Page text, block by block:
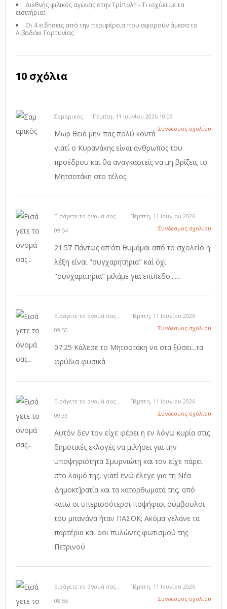
Διεθνής φιλικός αγώνας στην Τρίπολη - Τι ισχύει με τα
εισιτήρια!
Οι 4 ειδήσεις από την περιφέρεια που αφορούν άμεσα το
Λιβαδάκι Γορτυνίας
10 σχόλια
Σαμαρικός
Πέμπτη, 11 Ιουνίου 2026 10:09
Σύνδεσμος σχολίου
Μωρ θειά μην πας πολύ κοντά
γιατί ο Κυρανάκης είναι άνθρωπος του
προέδρου και θα αναγκαστείς να μη βρίζεις το
Μητσοτάκη στο τέλος.
Εισάγετε το όνομά σας...
Πέμπτη, 11 Ιουνίου 2026
09:54
Σύνδεσμος σχολίου
21:57 Πάντως απ'ότι θυμάμαι από το σχολείο η
λέξη είναι "συγχαρητήρια" καί όχι
"συνχαριτηρια" μιλάμε για επίπεδο.......
Εισάγετε το όνομά σας...
Πέμπτη, 11 Ιουνίου 2026
09:50
Σύνδεσμος σχολίου
07:25 Κάλεσε το Μητσοτάκη να στα ξύσει...τα
φρύδια φυσικά
Εισάγετε το όνομά σας...
Πέμπτη, 11 Ιουνίου 2026
09:33
Σύνδεσμος σχολίου
Αυτόν δεν τον είχε φέρει η εν λόγω κυρία στις
δημοτικές εκλογές να μιλήσει για την
υποψηφιότητα Σμυρνιώτη και τον είχε πάρει
στο λαιμό της, γιατί ενώ έλεγε για τη Νέα
Δημοκτ]ρατία και τα κατορθωματά της, από
κάτω οι υπερισσότεροι ποψήφιοι σύμβουλοι
του μπανάνα ήταν ΠΑΣΟΚ; Ακόμα γελάνε τα
παρτέρια και οοι πυλώνες φωτισμού της
Πετρινού
Εισάγετε το όνομά σας...
Πέμπτη, 11 Ιουνίου 2026
08:55
Σύνδεσμος σχολίου